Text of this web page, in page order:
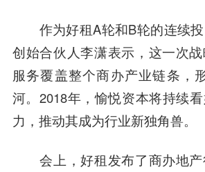
作为好租A轮和B轮的连续投
创始合伙人李潇表示，这一次
服务覆盖整个商办产业链条，
河。2018年，愉悦资本将持续
力，推动其成为行业新独角兽。
会上，好租发布了商办地产